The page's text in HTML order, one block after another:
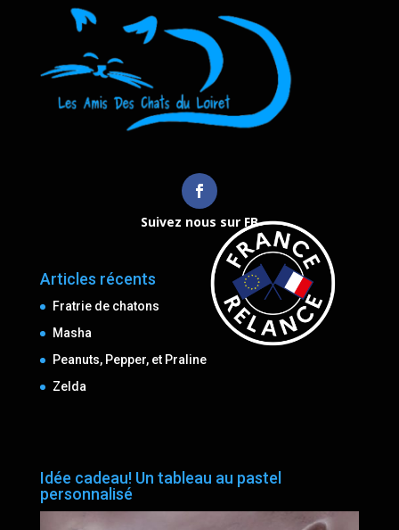
Suivez nous sur FB
Articles récents
Fratrie de chatons
Masha
Peanuts, Pepper, et Praline
Zelda
Idée cadeau! Un tableau au pastel
personnalisé